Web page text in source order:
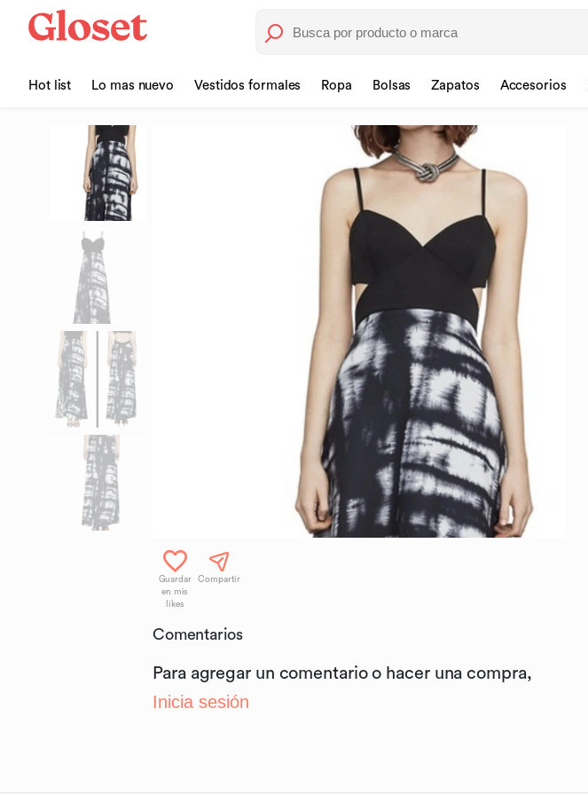
Hot list Lo mas nuevo Vestidos formales Ropa Bolsas Zapatos Accesorios
Guardar
en mis
likes
Compartir
Comentarios
Para agregar un comentario o hacer una compra,
Inicia sesión